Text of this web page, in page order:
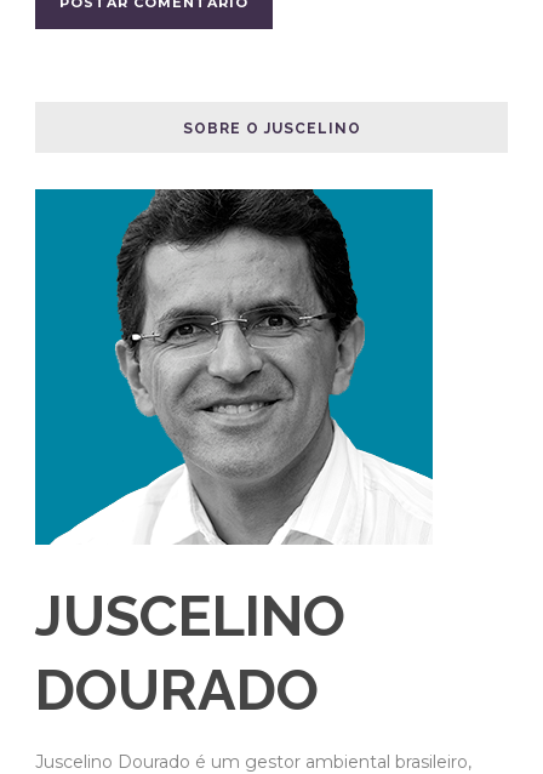
SOBRE O JUSCELINO
JUSCELINO
DOURADO
Juscelino Dourado é um gestor ambiental brasileiro,